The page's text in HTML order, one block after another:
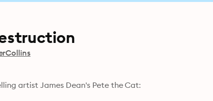
artist James Dean's Pete the Cat: